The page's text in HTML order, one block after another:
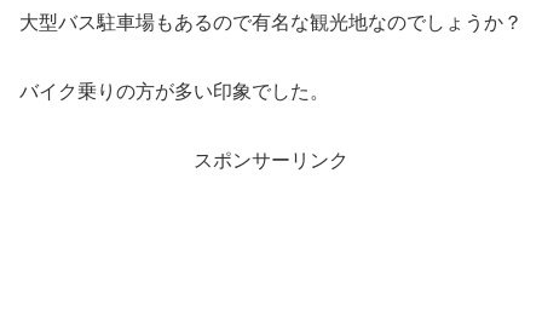
大型バス駐車場もあるので有名な観光地なのでしょうか？
バイク乗りの方が多い印象でした。
スポンサーリンク